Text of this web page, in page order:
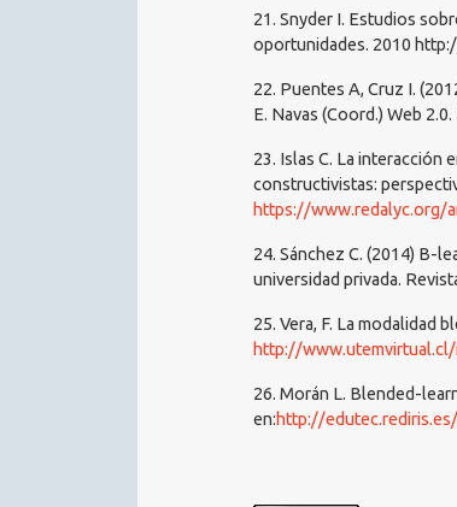
21. Snyder I. Estudios
oportunidades. 2010
22. Puentes A, Cruz I.
E. Navas (Coord.) Web
23. Islas C. La interacción
constructivistas:
https://www.redalyc.org/
24. Sánchez C. (2014) B-
universidad privada.
25. Vera, F. La modalidad
http://
26. Morán L. Blended-
en:http://